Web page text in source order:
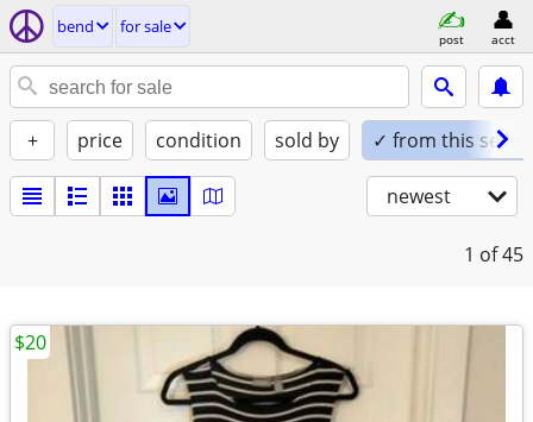
bend for sale
post acct
+ price condition sold by ✓ from this seller
newest
1 of 45
$20